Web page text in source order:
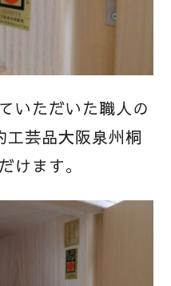
いただいた職人の
工芸品大阪泉州桐
けます。